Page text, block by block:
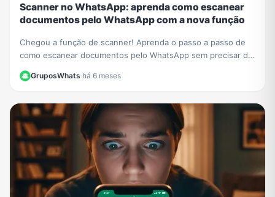
Scanner no WhatsApp: aprenda como escanear
documentos pelo WhatsApp com a nova função
Chegou a função de scanner! Aprenda o passo a passo de
como escanear documentos pelo WhatsApp sem precisar de
GruposWhats·há 6 meses